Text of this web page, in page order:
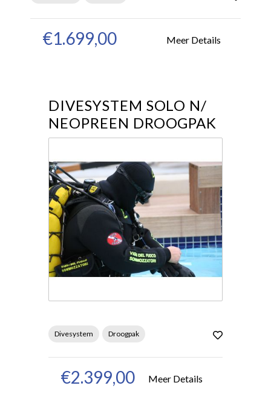
€1.699,00 Meer Details
DIVESYSTEM SOLO N/
NEOPREEN DROOGPAK
Divesystem Droogpak
€2.399,00 Meer Details